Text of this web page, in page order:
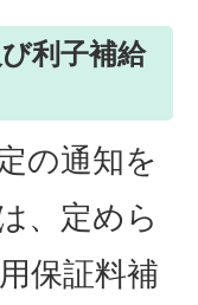
利子補給
の通知を
、定めら
保証料補